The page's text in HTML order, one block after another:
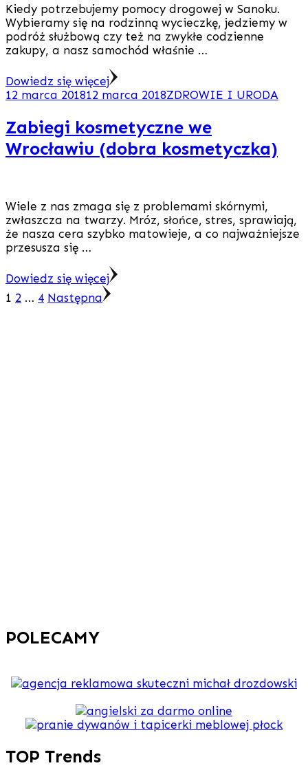
Kiedy potrzebujemy pomocy drogowej w Sanoku.
Wybieramy się na rodzinną wycieczkę, jedziemy w
podróż służbową czy też na zwykłe codzienne
zakupy, a nasz samochód właśnie …
Dowiedz się więcej
12 marca 201812 marca 2018ZDROWIE I URODA
Zabiegi kosmetyczne we
Wrocławiu (dobra kosmetyczka)
Wiele z nas zmaga się z problemami skórnymi,
zwłaszcza na twarzy. Mróz, słońce, stres, sprawiają,
że nasza cera szybko matowieje, a co najważniejsze
przesusza się …
Dowiedz się więcej
Stronicowanie
Strona
1 Strona
2 … Strona
4 Następna
POLECAMY
TOP Trends